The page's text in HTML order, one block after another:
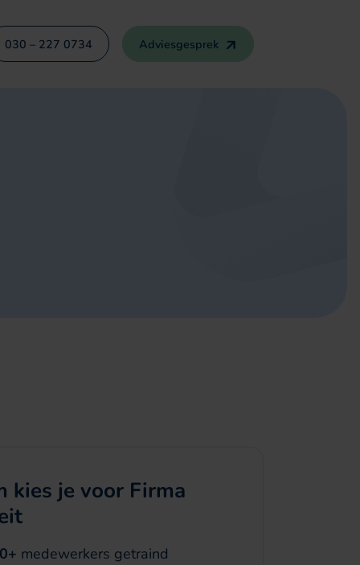
030 – 227 0734 Adviesgesprek
kies je voor Firma
medewerkers getraind